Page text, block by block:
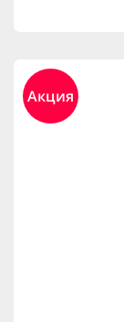
Акция